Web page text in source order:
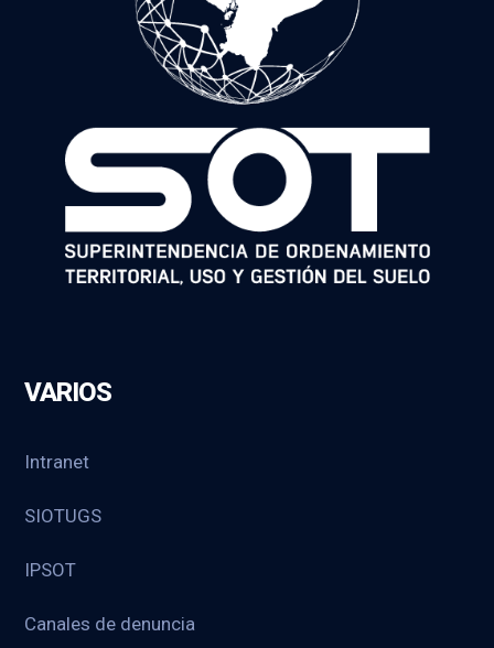
VARIOS
Intranet
SIOTUGS
IPSOT
Canales de denuncia